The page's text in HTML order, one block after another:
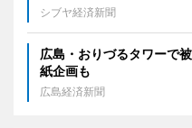
シブヤ経済新聞
広島・おりづるタワーで
紙企画も
広島経済新聞